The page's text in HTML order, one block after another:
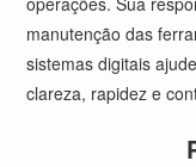
manutenção das
sistemas digitais
clareza, rapidez e